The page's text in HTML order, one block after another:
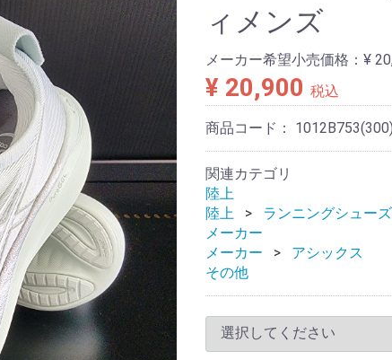
ィメンズ
メーカー希望小売価格： ¥
¥ 20,900 税込
商品コード：
関連カテゴリ
陸上
陸上
ランニングシューズ
メーカー
メーカー
アシックス
その他